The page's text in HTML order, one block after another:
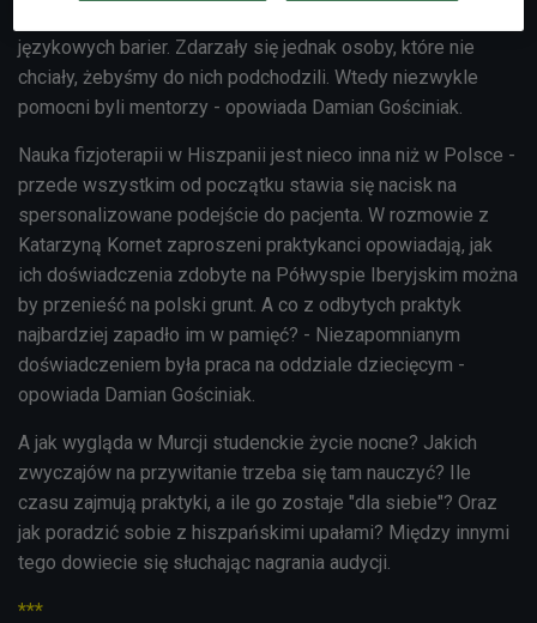
językowych barier. Zdarzały się jednak osoby, które nie
chciały, żebyśmy do nich podchodzili. Wtedy niezwykle
pomocni byli mentorzy - opowiada Damian Gościniak.
Nauka fizjoterapii w Hiszpanii jest nieco inna niż w Polsce -
przede wszystkim od początku stawia się nacisk na
spersonalizowane podejście do pacjenta. W rozmowie z
Katarzyną Kornet zaproszeni praktykanci opowiadają, jak
ich doświadczenia zdobyte na Półwyspie Iberyjskim można
by przenieść na polski grunt. A co z odbytych praktyk
najbardziej zapadło im w pamięć? - Niezapomnianym
doświadczeniem była praca na oddziale dziecięcym -
opowiada Damian Gościniak.
A jak wygląda w Murcji studenckie życie nocne? Jakich
zwyczajów na przywitanie trzeba się tam nauczyć? Ile
czasu zajmują praktyki, a ile go zostaje "dla siebie"? Oraz
jak poradzić sobie z hiszpańskimi upałami? Między innymi
tego dowiecie się słuchając nagrania audycji.
***